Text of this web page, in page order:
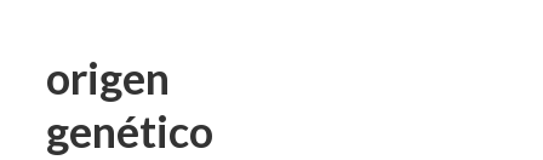
origen
genético